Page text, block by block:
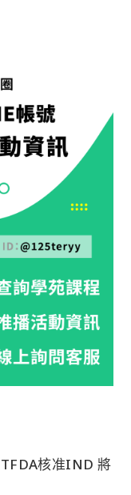
核准IND 將